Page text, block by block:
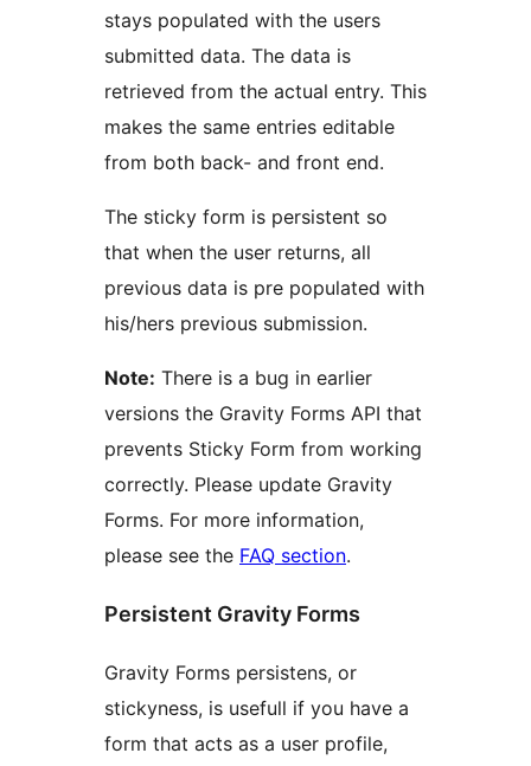
stays populated with the users
submitted data. The data is
retrieved from the actual entry. This
makes the same entries editable
from both back- and front end.
The sticky form is persistent so
that when the user returns, all
previous data is pre populated with
his/hers previous submission.
Note: There is a bug in earlier
versions the Gravity Forms API that
prevents Sticky Form from working
correctly. Please update Gravity
Forms. For more information,
please see the FAQ section.
Persistent Gravity Forms
Gravity Forms persistens, or
stickyness, is usefull if you have a
form that acts as a user profile,